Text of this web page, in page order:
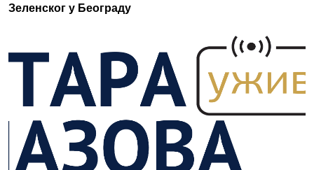
Зеленског у Београду